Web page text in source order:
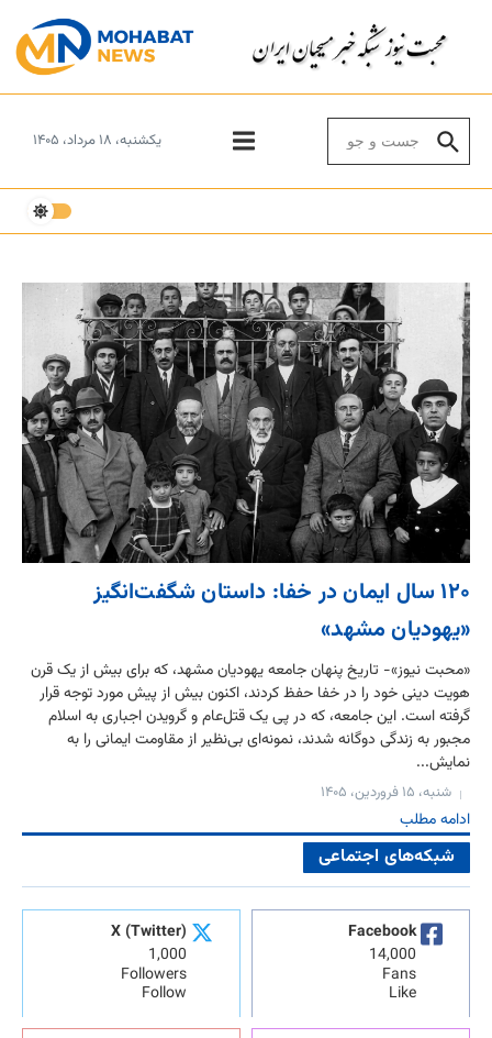
یکشنبه، ۱۸ مرداد، ۱۴۰۵
۱۲۰ سال ایمان در خفا: داستان شگفت‌انگیز
«یهودیان مشهد»
«محبت نیوز»- تاریخ پنهان جامعه یهودیان مشهد، که برای بیش از یک قرن
هویت دینی خود را در خفا حفظ کردند، اکنون بیش از پیش مورد توجه قرار
گرفته است. این جامعه، که در پی یک قتل‌عام و گرویدن اجباری به اسلام
مجبور به زندگی دوگانه شدند، نمونه‌ای بی‌نظیر از مقاومت ایمانی را به
نمایش...
شنبه، ۱۵ فروردین، ۱۴۰۵
ادامه مطلب
شبکه‌های اجتماعی
Facebook
14,000
Fans
Like
X (Twitter)
1,000
Followers
Follow